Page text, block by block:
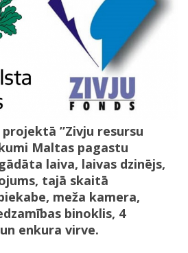
”Zivju resursu
Maltas pagastu
laiva, laivas dzinējs,
tajā skaitā
meža kamera,
binoklis, 4
enkura virve.